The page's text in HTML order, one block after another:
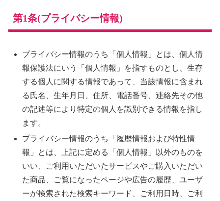
第1条(プライバシー情報)
プライバシー情報のうち「個人情報」とは、個人情
報保護法にいう「個人情報」を指すものとし、生存
する個人に関する情報であって、当該情報に含まれ
る氏名、生年月日、住所、電話番号、連絡先その他
の記述等により特定の個人を識別できる情報を指し
ます。
プライバシー情報のうち「履歴情報および特性情
報」とは、上記に定める「個人情報」以外のものを
いい、ご利用いただいたサービスやご購入いただい
た商品、ご覧になったページや広告の履歴、ユーザ
ーが検索された検索キーワード、ご利用日時、ご利